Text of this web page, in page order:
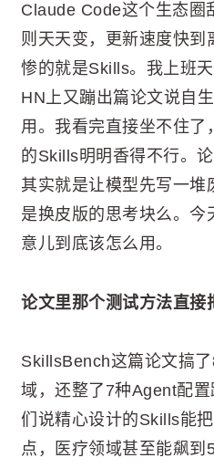
Claude Code这个生态圈
则天天变，更新速度快到
惨的就是Skills。我上班
HN上又蹦出篇论文说自
用。我看完直接坐不住了
的Skills明明香得不行。
其实就是让模型先写一堆
是换皮版的思考块么。今
意儿到底该怎么用。
论文里那个测试方法直接
SkillsBench这篇论文搞
域，还整了7种Agent配
们说精心设计的Skills能
点，医疗领域甚至能飙到